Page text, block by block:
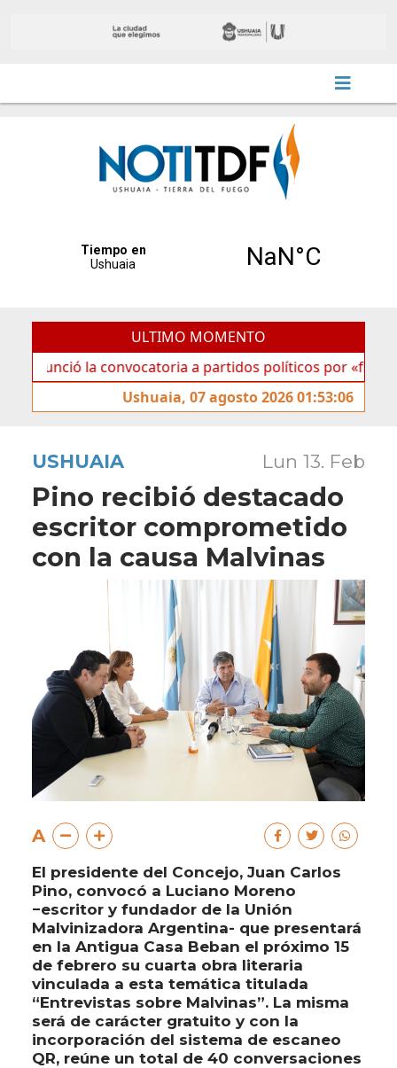
ULTIMO MOMENTO
la convocatoria a partidos políticos por «ficha limpia»
Ushuaia, 07 agosto 2026 01:53:06
USHUAIA Lun 13. Feb
Pino recibió destacado
escritor comprometido
con la causa Malvinas
A
El presidente del Concejo, Juan Carlos
Pino, convocó a Luciano Moreno
−escritor y fundador de la Unión
Malvinizadora Argentina- que presentará
en la Antigua Casa Beban el próximo 15
de febrero su cuarta obra literaria
vinculada a esta temática titulada
“Entrevistas sobre Malvinas”. La misma
será de carácter gratuito y con la
incorporación del sistema de escaneo
QR, reúne un total de 40 conversaciones